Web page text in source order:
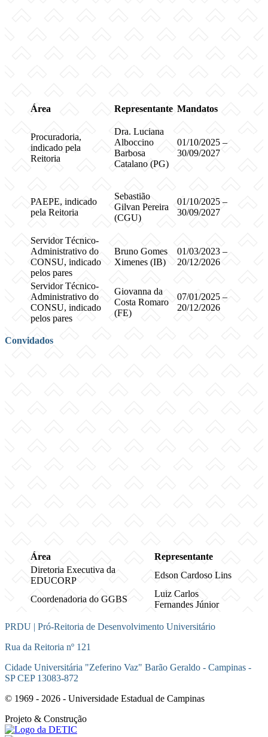
Área Representante Mandatos
Procuradoria,
indicado pela
Reitoria
Dra. Luciana
Alboccino
Barbosa
Catalano (PG)
01/10/2025 –
30/09/2027
PAEPE, indicado
pela Reitoria
Sebastião
Gilvan Pereira
(CGU)
01/10/2025 –
30/09/2027
Servidor Técnico-
Administrativo do
CONSU, indicado
pelos pares
Bruno Gomes
Ximenes (IB)
01/03/2023 –
20/12/2026
Servidor Técnico-
Administrativo do
CONSU, indicado
pelos pares
Giovanna da
Costa Romaro
(FE)
07/01/2025 –
20/12/2026
Convidados
Área
Representante
Diretoria Executiva da
EDUCORP
Edson Cardoso Lins
Coordenadoria do GGBS
Luiz Carlos
Fernandes Júnior
PRDU | Pró-Reitoria de Desenvolvimento Universitário
Rua da Reitoria nº 121
Cidade Universitária "Zeferino Vaz" Barão Geraldo - Campinas -
SP CEP 13083-872
© 1969 - 2026 - Universidade Estadual de Campinas
Projeto & Construção